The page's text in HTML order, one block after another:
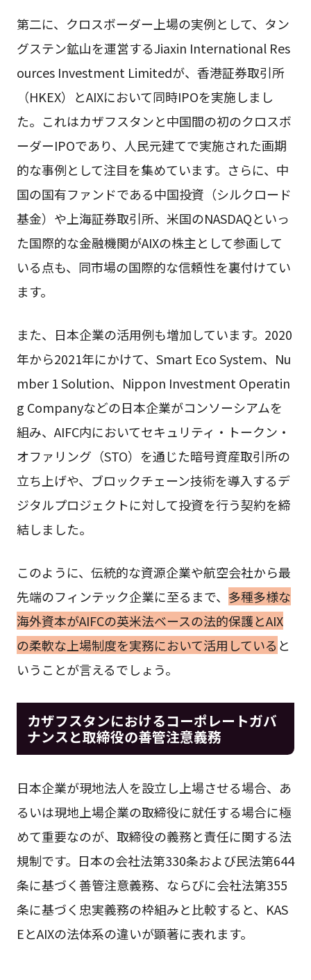
第二に、クロスボーダー上場の実例として、タン
グステン鉱山を運営するJiaxin International Res
ources Investment Limitedが、香港証券取引所
（HKEX）とAIXにおいて同時IPOを実施しまし
た。これはカザフスタンと中国間の初のクロスボ
ーダーIPOであり、人民元建てで実施された画期
的な事例として注目を集めています。さらに、中
国の国有ファンドである中国投資（シルクロード
基金）や上海証券取引所、米国のNASDAQといっ
た国際的な金融機関がAIXの株主として参画して
いる点も、同市場の国際的な信頼性を裏付けてい
ます。
また、日本企業の活用例も増加しています。2020
年から2021年にかけて、Smart Eco System、Nu
mber 1 Solution、Nippon Investment Operatin
g Companyなどの日本企業がコンソーシアムを
組み、AIFC内においてセキュリティ・トークン・
オファリング（STO）を通じた暗号資産取引所の
立ち上げや、ブロックチェーン技術を導入するデ
ジタルプロジェクトに対して投資を行う契約を締
結しました。
このように、伝統的な資源企業や航空会社から最
先端のフィンテック企業に至るまで、 多種多様な
海外資本がAIFCの英米法ベースの法的保護とAIX
の柔軟な上場制度を実務において活用している と
いうことが言えるでしょう。
カザフスタンにおけるコーポレートガバ
ナンスと取締役の善管注意義務
日本企業が現地法人を設立し上場させる場合、あ
るいは現地上場企業の取締役に就任する場合に極
めて重要なのが、取締役の義務と責任に関する法
規制です。日本の会社法第330条および民法第644
条に基づく善管注意義務、ならびに会社法第355
条に基づく忠実義務の枠組みと比較すると、KAS
EとAIXの法体系の違いが顕著に表れます。